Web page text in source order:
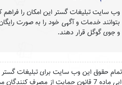
بتوانند خدمات و آگهی خود را به صورت
و جوی گوگل قرار دهند.
اجرایی ماده 7 قانون حمایت از مصرف